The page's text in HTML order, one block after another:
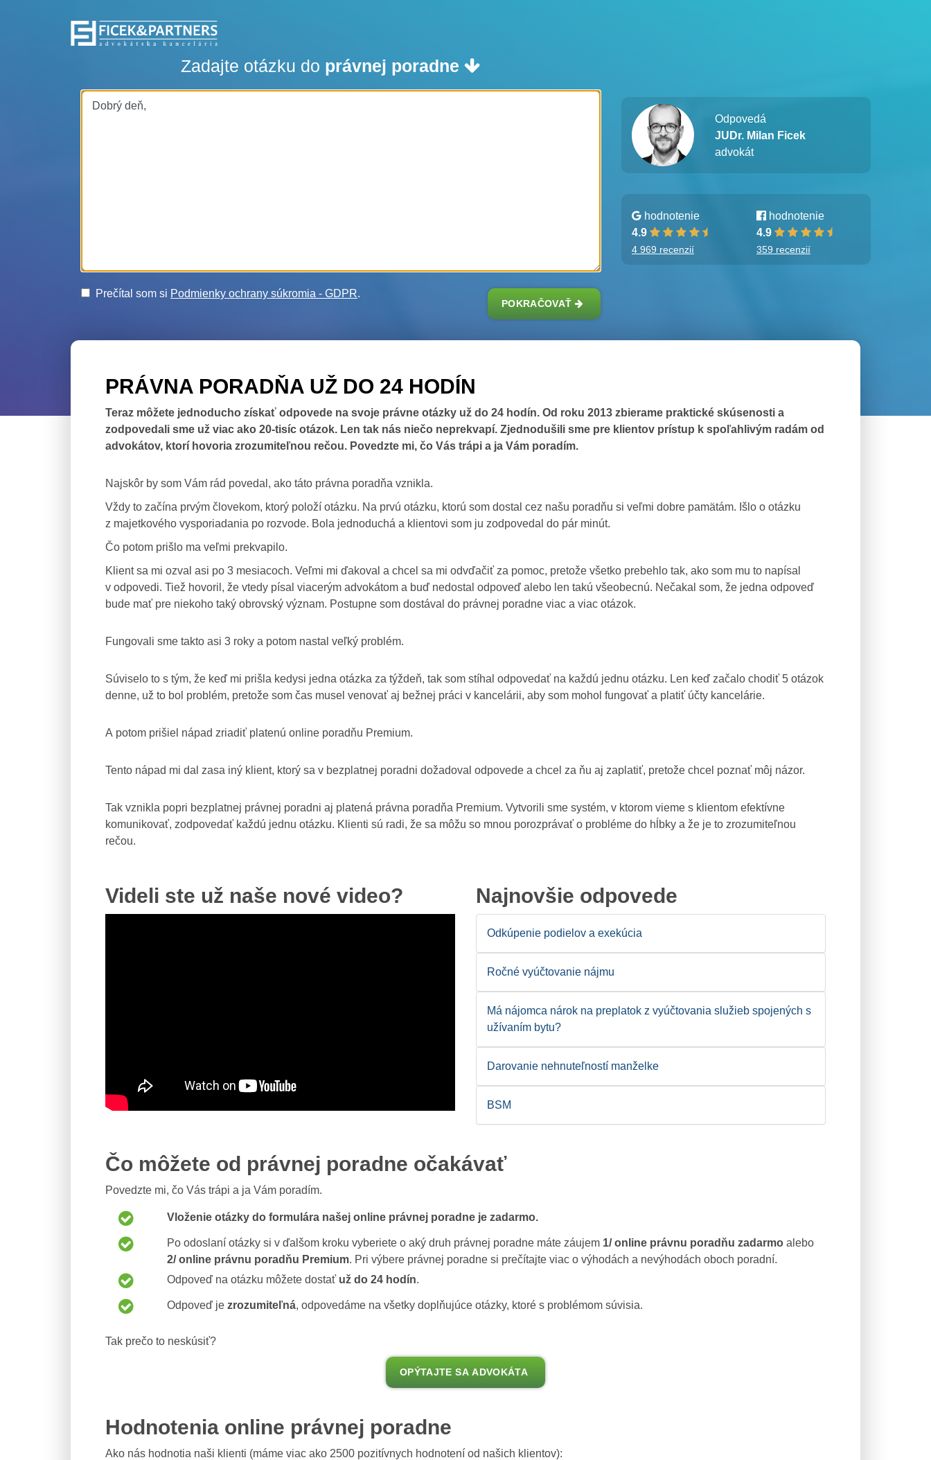
Zadajte otázku do právnej poradne
Odpovedá
JUDr. Milan Ficek
advokát
hodnotenie
4.9
4 969 recenzií
hodnotenie
4.9
359 recenzií
Prečítal som si Podmienky ochrany súkromia - GDPR.
POKRAČOVAŤ
PRÁVNA PORADŇA UŽ DO 24 HODÍN
Teraz môžete jednoducho získať odpovede na svoje právne otázky už do 24 hodín. Od roku 2013 zbierame praktické skúsenosti a
zodpovedali sme už viac ako 20-tisíc otázok. Len tak nás niečo neprekvapí. Zjednodušili sme pre klientov prístup k spoľahlivým radám od
advokátov, ktorí hovoria zrozumiteľnou rečou. Povedzte mi, čo Vás trápi a ja Vám poradím.
Najskôr by som Vám rád povedal, ako táto právna poradňa vznikla.
Vždy to začína prvým človekom, ktorý položí otázku. Na prvú otázku, ktorú som dostal cez našu poradňu si veľmi dobre pamätám. Išlo o otázku
z majetkového vysporiadania po rozvode. Bola jednoduchá a klientovi som ju zodpovedal do pár minút.
Čo potom prišlo ma veľmi prekvapilo.
Klient sa mi ozval asi po 3 mesiacoch. Veľmi mi ďakoval a chcel sa mi odvďačiť za pomoc, pretože všetko prebehlo tak, ako som mu to napísal
v odpovedi. Tiež hovoril, že vtedy písal viacerým advokátom a buď nedostal odpoveď alebo len takú všeobecnú. Nečakal som, že jedna odpoveď
bude mať pre niekoho taký obrovský význam. Postupne som dostával do právnej poradne viac a viac otázok.
Fungovali sme takto asi 3 roky a potom nastal veľký problém.
Súviselo to s tým, že keď mi prišla kedysi jedna otázka za týždeň, tak som stíhal odpovedať na každú jednu otázku. Len keď začalo chodiť 5 otázok
denne, už to bol problém, pretože som čas musel venovať aj bežnej práci v kancelárii, aby som mohol fungovať a platiť účty kancelárie.
A potom prišiel nápad zriadiť platenú online poradňu Premium.
Tento nápad mi dal zasa iný klient, ktorý sa v bezplatnej poradni dožadoval odpovede a chcel za ňu aj zaplatiť, pretože chcel poznať môj názor.
Tak vznikla popri bezplatnej právnej poradni aj platená právna poradňa Premium. Vytvorili sme systém, v ktorom vieme s klientom efektívne
komunikovať, zodpovedať každú jednu otázku. Klienti sú radi, že sa môžu so mnou porozprávať o probléme do hĺbky a že je to zrozumiteľnou
rečou.
Videli ste už naše nové video? Najnovšie odpovede
Odkúpenie podielov a exekúcia
Ročné vyúčtovanie nájmu
Má nájomca nárok na preplatok z vyúčtovania služieb spojených s
užívaním bytu?
Darovanie nehnuteľností manželke
BSM
Čo môžete od právnej poradne očakávať
Povedzte mi, čo Vás trápi a ja Vám poradím.
Vloženie otázky do formulára našej online právnej poradne je zadarmo.
Po odoslaní otázky si v ďalšom kroku vyberiete o aký druh právnej poradne máte záujem 1/ online právnu poradňu zadarmo alebo
2/ online právnu poradňu Premium. Pri výbere právnej poradne si prečítajte viac o výhodách a nevýhodách oboch poradní.
Odpoveď na otázku môžete dostať už do 24 hodín.
Odpoveď jezrozumiteľná, odpovedáme na všetky doplňujúce otázky, ktoré s problémom súvisia.
Tak prečo to neskúsiť?
OPÝTAJTE SA ADVOKÁTA
Hodnotenia online právnej poradne
Ako nás hodnotia naši klienti (máme viac ako 2500 pozitívnych hodnotení od našich klientov):